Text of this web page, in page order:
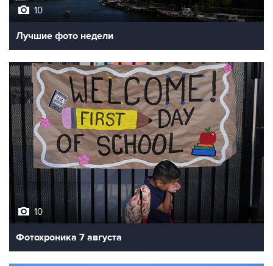
10
Лучшие фото недели
10
Фотохроника 7 августа